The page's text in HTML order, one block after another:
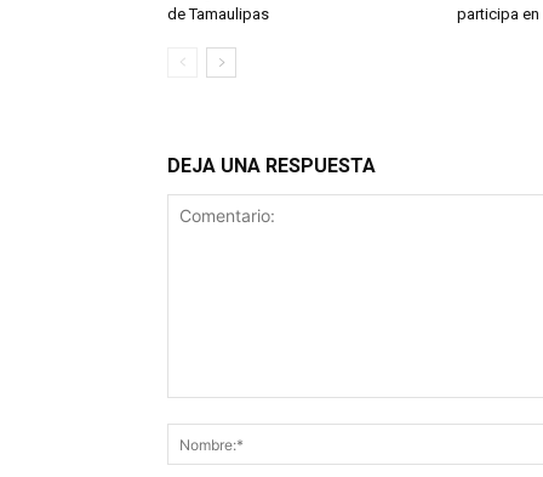
de Tamaulipas
participa en
DEJA UNA RESPUESTA